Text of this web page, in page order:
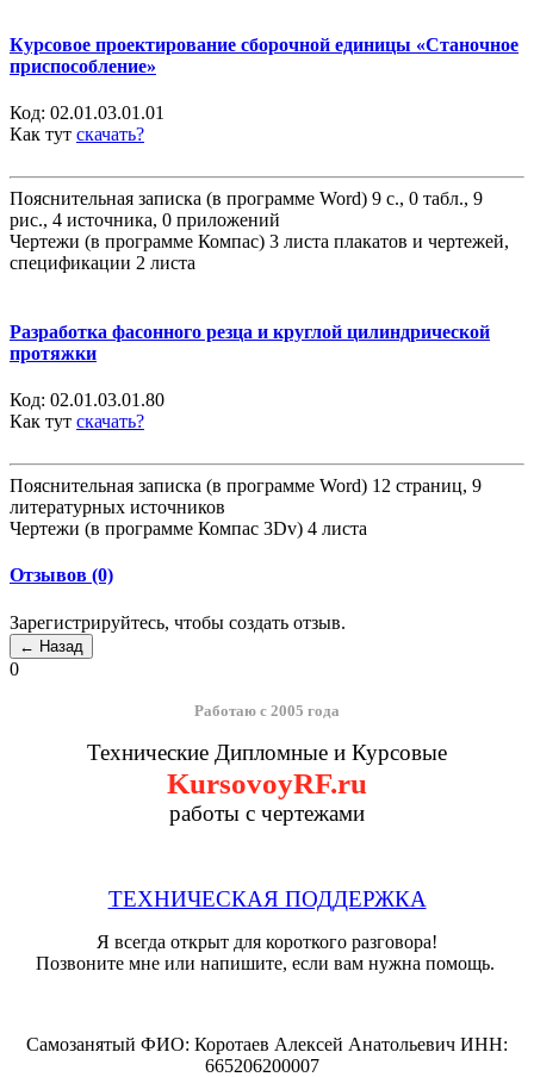
Курсовое проектирование сборочной единицы «Станочное
приспособление»
Код: 02.01.03.01.01
Как тут скачать?
Пояснительная записка (в программе Word) 9 с., 0 табл., 9
рис., 4 источника, 0 приложений
Чертежи (в программе Компас) 3 листа плакатов и чертежей,
спецификации 2 листа
Разработка фасонного резца и круглой цилиндрической
протяжки
Код: 02.01.03.01.80
Как тут скачать?
Пояснительная записка (в программе Word) 12 страниц, 9
литературных источников
Чертежи (в программе Компас 3Dv) 4 листа
Отзывов (0)
Зарегистрируйтесь, чтобы создать отзыв.
0
Работаю с 2005 года
Технические Дипломные и Курсовые
KursovoyRF.ru
работы с чертежами
ТЕХНИЧЕСКАЯ ПОДДЕРЖКА
Я всегда открыт для короткого разговора!
Позвоните мне или напишите, если вам нужна помощь.
Самозанятый ФИО: Коротаев Алексей Анатольевич ИНН:
665206200007